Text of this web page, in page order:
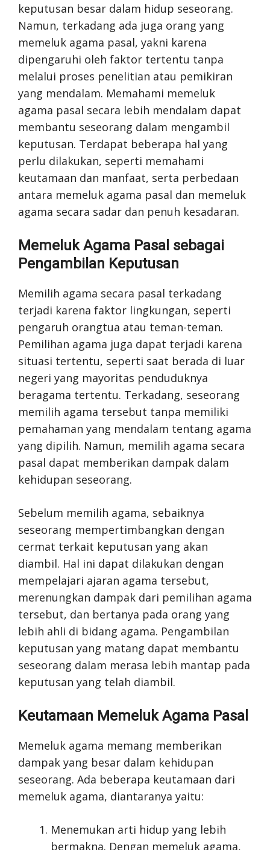
keputusan besar dalam hidup seseorang.
Namun, terkadang ada juga orang yang
memeluk agama pasal, yakni karena
dipengaruhi oleh faktor tertentu tanpa
melalui proses penelitian atau pemikiran
yang mendalam. Memahami memeluk
agama pasal secara lebih mendalam dapat
membantu seseorang dalam mengambil
keputusan. Terdapat beberapa hal yang
perlu dilakukan, seperti memahami
keutamaan dan manfaat, serta perbedaan
antara memeluk agama pasal dan memeluk
agama secara sadar dan penuh kesadaran.
Memeluk Agama Pasal sebagai
Pengambilan Keputusan
Memilih agama secara pasal terkadang
terjadi karena faktor lingkungan, seperti
pengaruh orangtua atau teman-teman.
Pemilihan agama juga dapat terjadi karena
situasi tertentu, seperti saat berada di luar
negeri yang mayoritas penduduknya
beragama tertentu. Terkadang, seseorang
memilih agama tersebut tanpa memiliki
pemahaman yang mendalam tentang agama
yang dipilih. Namun, memilih agama secara
pasal dapat memberikan dampak dalam
kehidupan seseorang.
Sebelum memilih agama, sebaiknya
seseorang mempertimbangkan dengan
cermat terkait keputusan yang akan
diambil. Hal ini dapat dilakukan dengan
mempelajari ajaran agama tersebut,
merenungkan dampak dari pemilihan agama
tersebut, dan bertanya pada orang yang
lebih ahli di bidang agama. Pengambilan
keputusan yang matang dapat membantu
seseorang dalam merasa lebih mantap pada
keputusan yang telah diambil.
Keutamaan Memeluk Agama Pasal
Memeluk agama memang memberikan
dampak yang besar dalam kehidupan
seseorang. Ada beberapa keutamaan dari
memeluk agama, diantaranya yaitu:
Menemukan arti hidup yang lebih
bermakna. Dengan memeluk agama,